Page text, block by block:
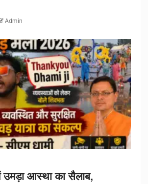
Admin
उमड़ा आस्था का सैलाब,